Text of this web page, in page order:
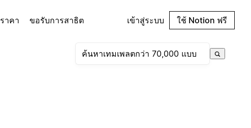
ราคา ขอรับการสาธิต เข้าสู่ระบบ ใช้ Notion ฟรี